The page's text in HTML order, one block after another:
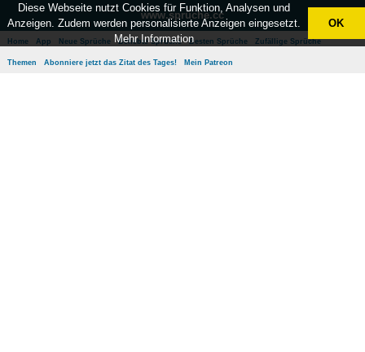
www.sprüche.cc
Home App Neue Sprüche Beliebte Sprüche Besten Sprüche Zufällige Sprüche
Themen Abonniere jetzt das Zitat des Tages! Mein Patreon
Diese Webseite nutzt Cookies für Funktion, Analysen und
Anzeigen. Zudem werden personalisierte Anzeigen eingesetzt.
Mehr Information
OK